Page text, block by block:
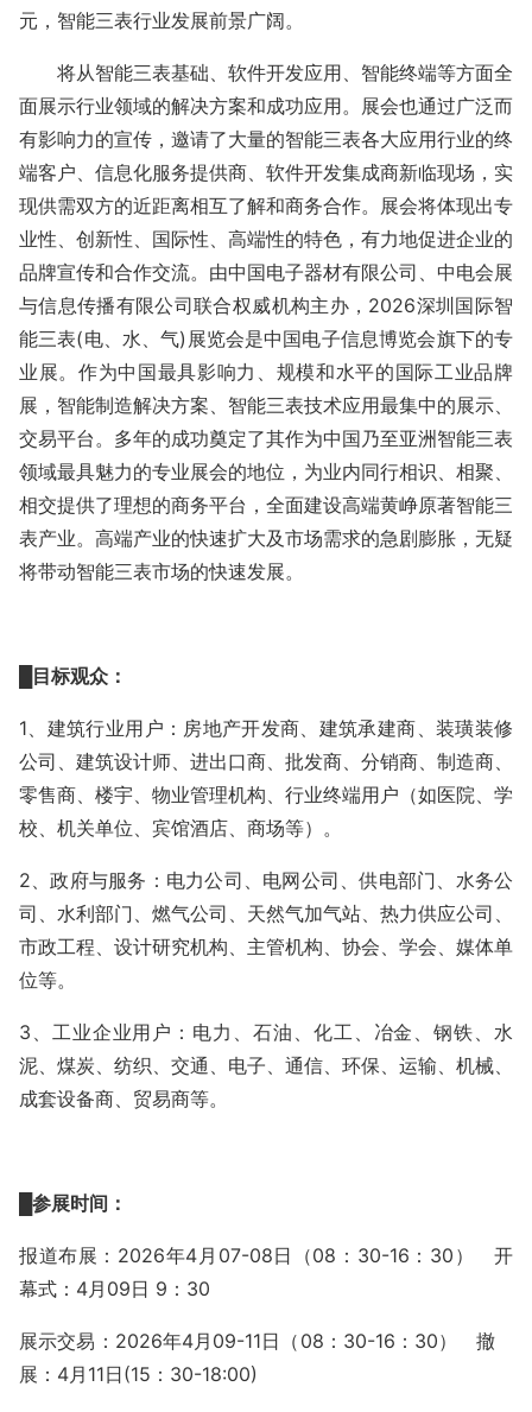
元，智能三表行业发展前景广阔。
将从智能三表基础、软件开发应用、智能终端等方面全
面展示行业领域的解决方案和成功应用。展会也通过广泛而
有影响力的宣传，邀请了大量的智能三表各大应用行业的终
端客户、信息化服务提供商、软件开发集成商新临现场，实
现供需双方的近距离相互了解和商务合作。展会将体现出专
业性、创新性、国际性、高端性的特色，有力地促进企业的
品牌宣传和合作交流。 由中国电子器材有限公司、中电会展
与信息传播有限公司联合权威机构主办， 2026深圳国际智
能三表(电、水、气)展览会是中国电子信息博览会旗下的专
业展。作为中国最具影响力、规模和水平的国际工业品牌
展，智能制造解决方案、智能三表技术应用最集中的展示、
交易平台。多年的成功奠定了其作为中国乃至亚洲智能三表
领域最具魅力的专业展会的地位，为业内同行相识、相聚、
相交提供了理想的商务平台，全面建设高端黄峥原著智能三
表产业。高端产业的快速扩大及市场需求的急剧膨胀，无疑
将带动智能三表市场的快速发展。
目标观众 ：
1、建筑行业用户：房地产开发商、建筑承建商、装璜装修
公司、建筑设计师、进出口商、批发商、分销商、制造商、
零售商、楼宇、物业管理机构、行业终端用户（如医院、学
校、机关单位、宾馆酒店、商场等）。
2、政府与服务：电力公司、电网公司、供电部门、水务公
司、水利部门、燃气公司、天然气加气站、热力供应公司、
市政工程、设计研究机构、主管机构、协会、学会、媒体单
位等。
3、工业企业用户：电力、石油、化工、冶金、钢铁、水
泥、煤炭、纺织、交通、电子、通信、环保、运输、机械、
成套设备商、贸易商等。
参展时间：
报道布展： 2026年4月07-08日（08：30-16：30） 开
幕式：4月09日 9：30
展示交易： 2026年4月09-11日（08：30-16：30） 撤
展：4月11日(15：30-18:00)